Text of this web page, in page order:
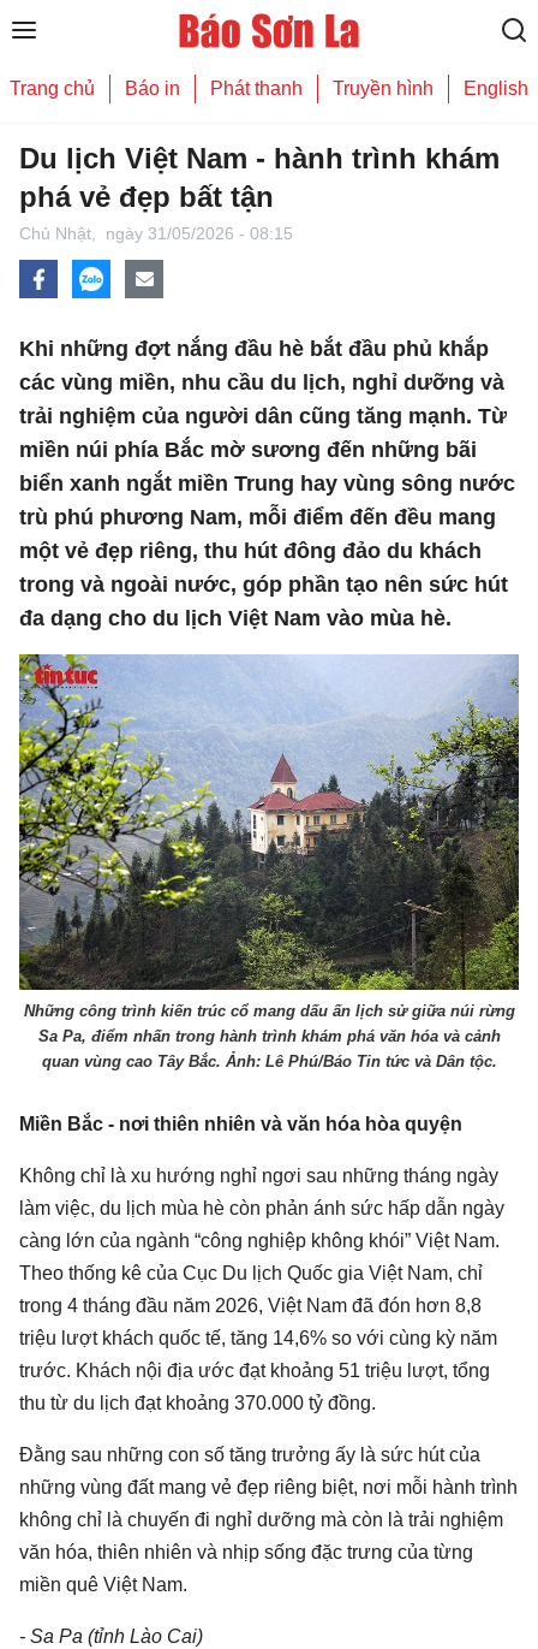
Trang chủ Báo in Phát thanh Truyền hình English
Du lịch Việt Nam - hành trình khám
phá vẻ đẹp bất tận
Chủ Nhật, ngày 31/05/2026 - 08:15
Khi những đợt nắng đầu hè bắt đầu phủ khắp
các vùng miền, nhu cầu du lịch, nghỉ dưỡng và
trải nghiệm của người dân cũng tăng mạnh. Từ
miền núi phía Bắc mờ sương đến những bãi
biển xanh ngắt miền Trung hay vùng sông nước
trù phú phương Nam, mỗi điểm đến đều mang
một vẻ đẹp riêng, thu hút đông đảo du khách
trong và ngoài nước, góp phần tạo nên sức hút
đa dạng cho du lịch Việt Nam vào mùa hè.
Những công trình kiến trúc cổ mang dấu ấn lịch sử giữa núi rừng
Sa Pa, điểm nhấn trong hành trình khám phá văn hóa và cảnh
quan vùng cao Tây Bắc. Ảnh: Lê Phú/Báo Tin tức và Dân tộc.
Miền Bắc - nơi thiên nhiên và văn hóa hòa quyện
Không chỉ là xu hướng nghỉ ngơi sau những tháng ngày
làm việc, du lịch mùa hè còn phản ánh sức hấp dẫn ngày
càng lớn của ngành “công nghiệp không khói” Việt Nam.
Theo thống kê của Cục Du lịch Quốc gia Việt Nam, chỉ
trong 4 tháng đầu năm 2026, Việt Nam đã đón hơn 8,8
triệu lượt khách quốc tế, tăng 14,6% so với cùng kỳ năm
trước. Khách nội địa ước đạt khoảng 51 triệu lượt, tổng
thu từ du lịch đạt khoảng 370.000 tỷ đồng.
Đằng sau những con số tăng trưởng ấy là sức hút của
những vùng đất mang vẻ đẹp riêng biệt, nơi mỗi hành trình
không chỉ là chuyến đi nghỉ dưỡng mà còn là trải nghiệm
văn hóa, thiên nhiên và nhịp sống đặc trưng của từng
miền quê Việt Nam.
- Sa Pa (tỉnh Lào Cai)